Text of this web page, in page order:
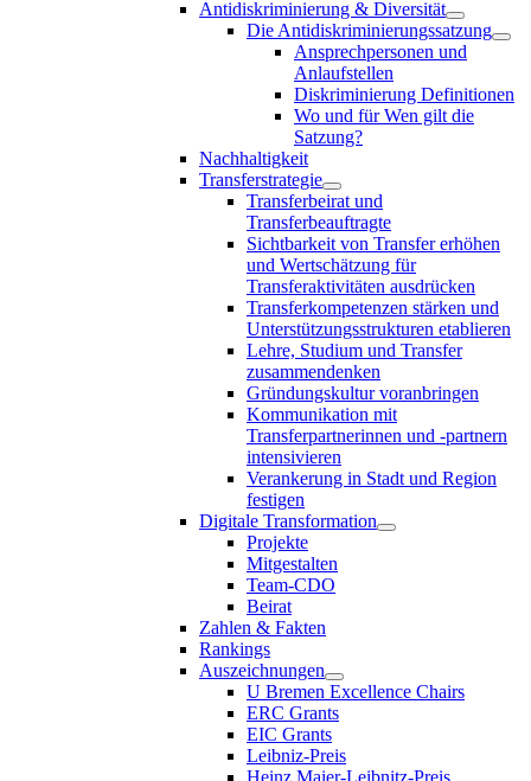
Antidiskriminierung & Diversität
Die Antidiskriminierungssatzung
Ansprechpersonen und
Anlaufstellen
Diskriminierung Definitionen
Wo und für Wen gilt die
Satzung?
Nachhaltigkeit
Transferstrategie
Transferbeirat und
Transferbeauftragte
Sichtbarkeit von Transfer erhöhen
und Wertschätzung für
Transferaktivitäten ausdrücken
Transferkompetenzen stärken und
Unterstützungsstrukturen etablieren
Lehre, Studium und Transfer
zusammendenken
Gründungskultur voranbringen
Kommunikation mit
Transferpartnerinnen und -partnern
intensivieren
Verankerung in Stadt und Region
festigen
Digitale Transformation
Projekte
Mitgestalten
Team-CDO
Beirat
Zahlen & Fakten
Rankings
Auszeichnungen
U Bremen Excellence Chairs
ERC Grants
EIC Grants
Leibniz-Preis
Heinz Maier-Leibnitz-Preis